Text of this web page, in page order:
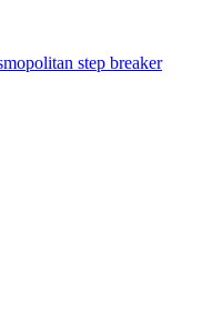
step breaker